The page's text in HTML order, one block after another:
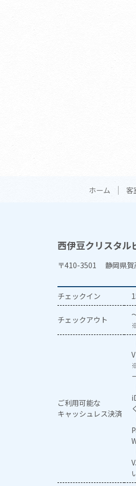
ホーム 客
西伊豆クリスタル
〒410-3501 静岡県賀
チェックイン
チェックアウト
ご利用可能な
キャッシュレス決済